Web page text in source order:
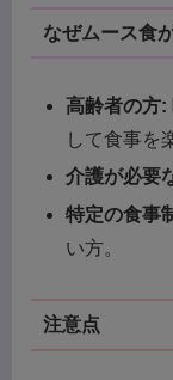
なぜムース食
高齢者の方:
して食事を
介護が必要
特定の食事
い方。
注意点